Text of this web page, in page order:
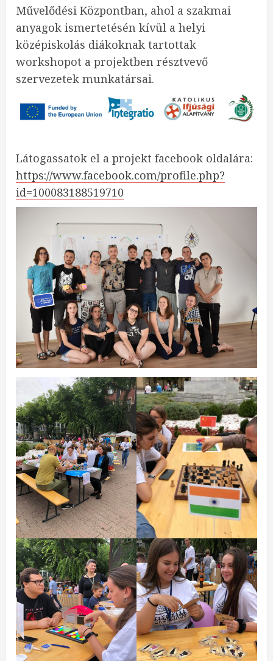
Művelődési Központban, ahol a szakmai
anyagok ismertetésén kívül a helyi
középiskolás diákoknak tartottak
workshopot a projektben résztvevő
szervezetek munkatársai.
Látogassatok el a projekt facebook oldalára:
https://www.facebook.com/profile.php?
id=100083188519710